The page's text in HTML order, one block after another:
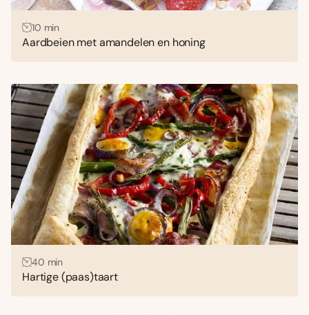
10 min
Aardbeien met amandelen en honing
40 min
Hartige (paas)taart